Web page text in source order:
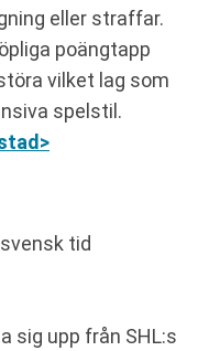
eller straffar.
poängtapp
vilket lag som
spelstil.
tid
sig upp från SHL:s